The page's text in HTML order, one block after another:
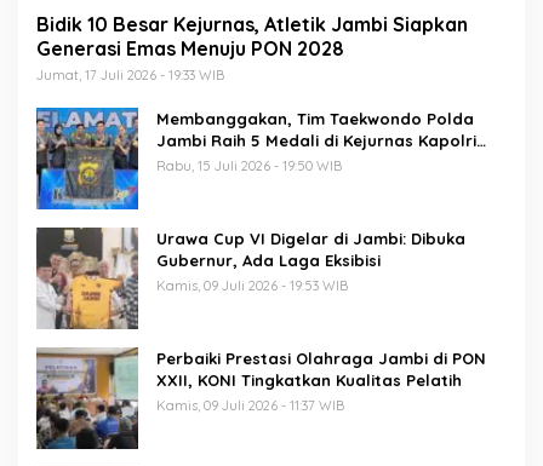
Bidik 10 Besar Kejurnas, Atletik Jambi Siapkan
Generasi Emas Menuju PON 2028
Jumat, 17 Juli 2026 - 19:33 WIB
Membanggakan, Tim Taekwondo Polda
Jambi Raih 5 Medali di Kejurnas Kapolri
Cup 7
Rabu, 15 Juli 2026 - 19:50 WIB
Urawa Cup VI Digelar di Jambi: Dibuka
Gubernur, Ada Laga Eksibisi
Kamis, 09 Juli 2026 - 19:53 WIB
Perbaiki Prestasi Olahraga Jambi di PON
XXII, KONI Tingkatkan Kualitas Pelatih
Kamis, 09 Juli 2026 - 11:37 WIB